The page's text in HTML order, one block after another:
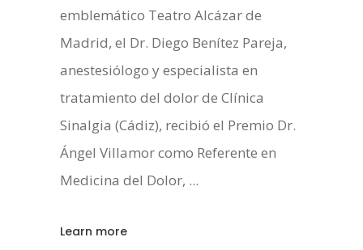
emblemático Teatro Alcázar de
Madrid, el Dr. Diego Benítez Pareja,
anestesiólogo y especialista en
tratamiento del dolor de Clínica
Sinalgia (Cádiz), recibió el Premio Dr.
Ángel Villamor como Referente en
Medicina del Dolor,
Learn more